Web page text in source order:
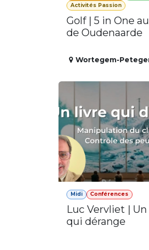
Activités Passion
Golf | 5 in One
de Oudenaarde
Wortegem-
Midi Conférences
Luc Vervliet |
qui dérange